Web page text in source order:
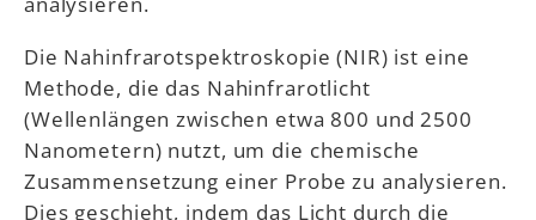
Die Nahinfrarotspektroskopie (NIR) ist eine
Methode, die das Nahinfrarotlicht
(Wellenlängen zwischen etwa 800 und 2500
Nanometern) nutzt, um die chemische
Zusammensetzung einer Probe zu analysieren.
Dies geschieht, indem das Licht durch die